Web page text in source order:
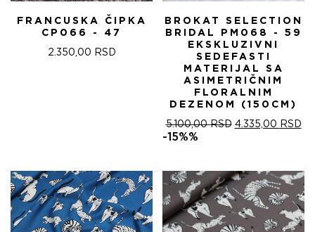
FRANCUSKA ČIPKA
CP066 - 47
2.350,00 RSD
BROKAT SELECTION
BRIDAL PM068 - 59
EKSKLUZIVNI
SEDEFASTI
MATERIJAL SA
ASIMETRIČNIM
FLORALNIM
DEZENOM (150CM)
5.100,00RSD ОРИГИНАЛНА
5.100,00 RSD.
4.335,00 RSD
-15%%